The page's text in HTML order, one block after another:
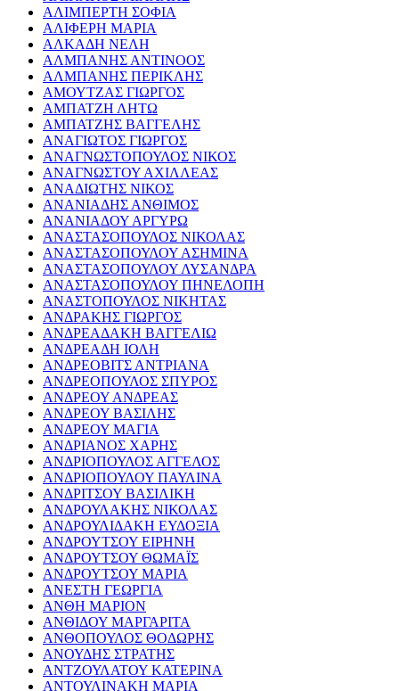
ΑΛΙΜΠΕΡΤΗ ΣΟΦΙΑ
ΑΛΙΦΕΡΗ ΜΑΡΙΑ
ΑΛΚΑΔΗ ΝΕΛΗ
ΑΛΜΠΑΝΗΣ ΑΝΤΙΝΟΟΣ
ΑΛΜΠΑΝΗΣ ΠΕΡΙΚΛΗΣ
ΑΜΟΥΤΖΑΣ ΓΙΩΡΓΟΣ
ΑΜΠΑΤΖΗ ΛΗΤΩ
ΑΜΠΑΤΖΗΣ ΒΑΓΓΕΛΗΣ
ΑΝΑΓΙΩΤΟΣ ΓΙΩΡΓΟΣ
ΑΝΑΓΝΩΣΤΟΠΟΥΛΟΣ ΝΙΚΟΣ
ΑΝΑΓΝΩΣΤΟΥ ΑΧΙΛΛΕΑΣ
ΑΝΑΔΙΩΤΗΣ ΝΙΚΟΣ
ΑΝΑΝΙΑΔΗΣ ΑΝΘΙΜΟΣ
ΑΝΑΝΙΑΔΟΥ ΑΡΓΥΡΩ
ΑΝΑΣΤΑΣΟΠΟΥΛΟΣ ΝΙΚΟΛΑΣ
ΑΝΑΣΤΑΣΟΠΟΥΛΟΥ ΑΣΗΜΙΝΑ
ΑΝΑΣΤΑΣΟΠΟΥΛΟΥ ΛΥΣΑΝΔΡΑ
ΑΝΑΣΤΑΣΟΠΟΥΛΟΥ ΠΗΝΕΛΟΠΗ
ΑΝΑΣΤΟΠΟΥΛΟΣ ΝΙΚΗΤΑΣ
ΑΝΔΡΑΚΗΣ ΓΙΩΡΓΟΣ
ΑΝΔΡΕΑΔΑΚΗ ΒΑΓΓΕΛΙΩ
ΑΝΔΡΕΑΔΗ ΙΟΛΗ
ΑΝΔΡΕΟΒΙΤΣ ΑΝΤΡΙΑΝΑ
ΑΝΔΡΕΟΠΟΥΛΟΣ ΣΠΥΡΟΣ
ΑΝΔΡΕΟΥ ΑΝΔΡΕΑΣ
ΑΝΔΡΕΟΥ ΒΑΣΙΛΗΣ
ΑΝΔΡΕΟΥ ΜΑΓΙΑ
ΑΝΔΡΙΑΝΟΣ ΧΑΡΗΣ
ΑΝΔΡΙΟΠΟΥΛΟΣ ΑΓΓΕΛΟΣ
ΑΝΔΡΙΟΠΟΥΛΟΥ ΠΑΥΛΙΝΑ
ΑΝΔΡΙΤΣΟΥ ΒΑΣΙΛΙΚΗ
ΑΝΔΡΟΥΛΑΚΗΣ ΝΙΚΟΛΑΣ
ΑΝΔΡΟΥΛΙΔΑΚΗ ΕΥΔΟΞΙΑ
ΑΝΔΡΟΥΤΣΟΥ ΕΙΡΗΝΗ
ΑΝΔΡΟΥΤΣΟΥ ΘΩΜΑΪΣ
ΑΝΔΡΟΥΤΣΟΥ ΜΑΡΙΑ
ΑΝΕΣΤΗ ΓΕΩΡΓΙΑ
ΑΝΘΗ ΜΑΡΙΟΝ
ΑΝΘΙΔΟΥ ΜΑΡΓΑΡΙΤΑ
ΑΝΘΟΠΟΥΛΟΣ ΘΟΔΩΡΗΣ
ΑΝΟΥΔΗΣ ΣΤΡΑΤΗΣ
ΑΝΤΖΟΥΛΑΤΟΥ ΚΑΤΕΡΙΝΑ
ΑΝΤΟΥΛΙΝΑΚΗ ΜΑΡΙΑ